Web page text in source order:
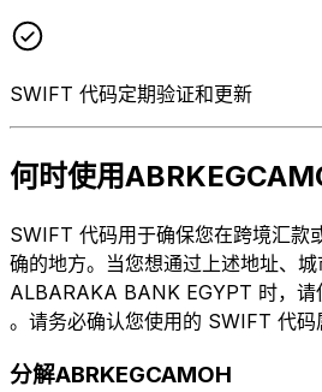
SWIFT 代码定期验证和更新
何时使用
SWIFT 代码用于确保您在跨境汇款
确的地方。当您想通过上述地址、
ALBARAKA BANK EGYPT 时，请
。请务必确认您使用的 SWIFT 代码
分解ABRKEGCAMOH